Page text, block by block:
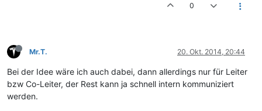
0
Mr.T. 20. Okt. 2014, 20:44
Bei der Idee wäre ich auch dabei, dann allerdings nur für Leiter
bzw Co-Leiter, der Rest kann ja schnell intern kommuniziert
werden.